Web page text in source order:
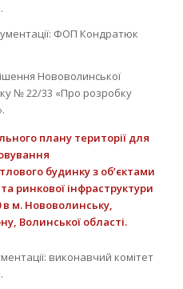
ФОП Кондратюк
Нововолинської
№ 22/33 «Про розробку
плану території для
будинку з об’єктами
ринкової інфраструктури
м. Нововолинську,
Волинської області.
виконавчий комітет